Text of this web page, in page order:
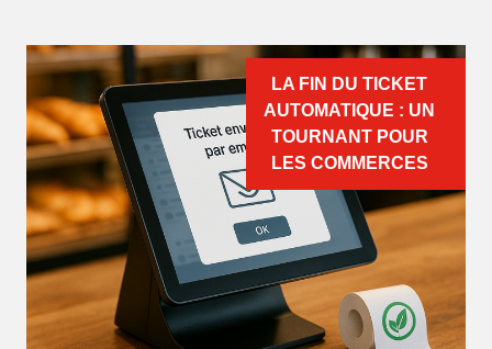
LA FIN DU TICKET
AUTOMATIQUE : UN
TOURNANT POUR
LES COMMERCES